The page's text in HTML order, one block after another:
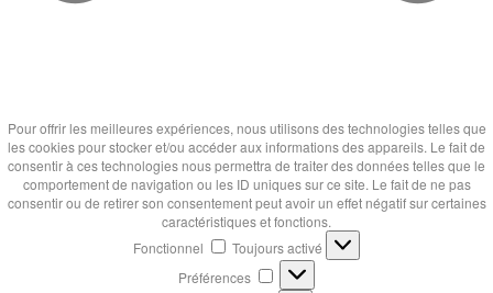
Pour offrir les meilleures expériences, nous utilisons des technologies telles que
les cookies pour stocker et/ou accéder aux informations des appareils. Le fait de
consentir à ces technologies nous permettra de traiter des données telles que le
comportement de navigation ou les ID uniques sur ce site. Le fait de ne pas
consentir ou de retirer son consentement peut avoir un effet négatif sur certaines
caractéristiques et fonctions.
Fonctionnel
Toujours activé
Préférences
Préférences